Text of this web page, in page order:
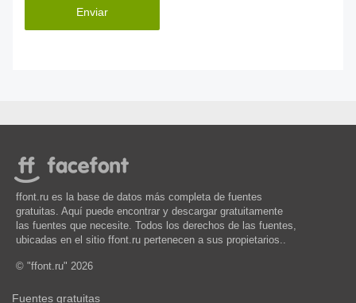
Enviar
ffont.ru es la base de datos más completa de fuentes
gratuitas. Aquí puede encontrar y descargar gratuitamente
las fuentes que necesite. Todos los derechos de las fuentes,
ubicadas en el sitio ffont.ru pertenecen a sus propietarios..
© "ffont.ru" 2026
Fuentes gratuitas